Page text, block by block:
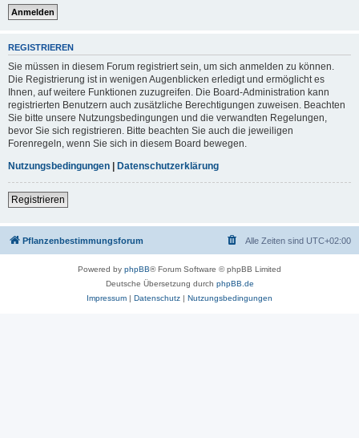
REGISTRIEREN
Sie müssen in diesem Forum registriert sein, um sich anmelden zu können.
Die Registrierung ist in wenigen Augenblicken erledigt und ermöglicht es
Ihnen, auf weitere Funktionen zuzugreifen. Die Board-Administration kann
registrierten Benutzern auch zusätzliche Berechtigungen zuweisen. Beachten
Sie bitte unsere Nutzungsbedingungen und die verwandten Regelungen,
bevor Sie sich registrieren. Bitte beachten Sie auch die jeweiligen
Forenregeln, wenn Sie sich in diesem Board bewegen.
Nutzungsbedingungen | Datenschutzerklärung
Registrieren
Pflanzenbestimmungsforum Alle Zeiten sind UTC+02:00
Powered by phpBB® Forum Software © phpBB Limited
Deutsche Übersetzung durch phpBB.de
Impressum | Datenschutz | Nutzungsbedingungen